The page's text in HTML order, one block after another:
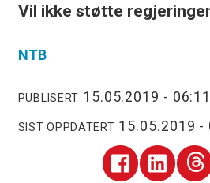
Vil ikke støtte
NTB
PUBLISERT 15.05.2019 - 06:11
SIST OPPDATERT 15.05.2019